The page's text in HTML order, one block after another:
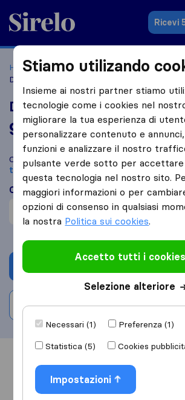
Sirelo.it
Ricevi
Home Le 10 migliori aziende di traslochi
DI DIO GROUP TRASLOCHI
DI DIO GROUP TRASLOCHI
9,8 basato su 85
recensioni di Sirelo e Google
i
Confronta DI DIO GROUP TRASLOCHI con
traslochidiOriggio
Cosa dicono i clienti
Offerta di collaborazione (1)
Scrivi una recensione
Informazioni Recensioni
Stiamo utilizando
Insieme ai nostri partner stiamo
tecnologie come i cookies nel
migliorare la tua esperienza di
personalizzare contenuto e
funzioni e analizzare il nostro
pulsante verde sotto per accettare
questa tecnologia nel nostro sito.
maggiori informazioni o per
opzioni di consenso in qualsiasi
la nostra Politica sui cookies.
Accetto tutti i cookies
Selezione alteriore
Necessari (1)
Preferenza (1)
Statistica (5)
Cookies
Impostazioni